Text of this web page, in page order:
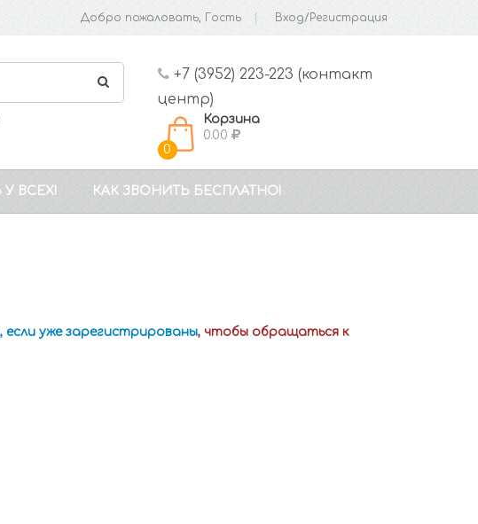
Добро пожаловать, Гость Вход/Регистрация
+7 (3952) 223-223 (контакт
центр)
0
Корзина
0.00
ВСЕХ! КАК ЗВОНИТЬ БЕСПЛАТНО!
уже зарегистрированы, чтобы обращаться к